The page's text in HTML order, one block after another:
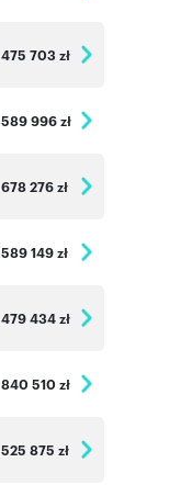
475 703 zł
589 996 zł
678 276 zł
589 149 zł
479 434 zł
840 510 zł
525 875 zł